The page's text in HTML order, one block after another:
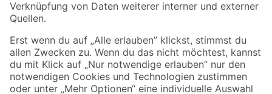
Sicher einkaufen
Jetzt die toom-App herunterladen